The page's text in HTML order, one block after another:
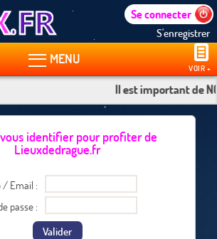
Se connecter
S'enregistrer

VOIR +
MENU
Il est important de
identifier pour profiter de
Lieuxdedrague.fr
/ Email :
passe :
Valider